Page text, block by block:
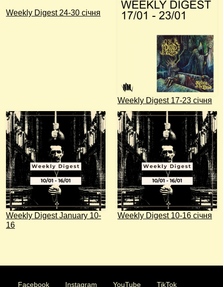
Weekly Digest 24-30 січня
Weekly Digest 17-23 січня
Weekly Digest January 10-
16
Weekly Digest 10-16 січня
Facebook Instagram YouTube TikTok